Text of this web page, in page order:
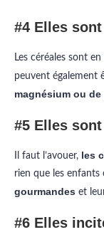
#4 Elles
Les céréales sont en
peuvent également
magnésium ou
#5 Elles
Il faut l’avouer, les
rien que les enfants
gourmandes et
#6 Elles